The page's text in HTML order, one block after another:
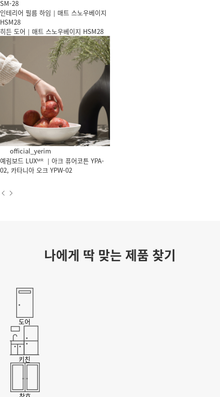
SM-28
인테리어 필름 하임｜매트 스노우베이지
HSM28
히든 도어｜매트 스노우베이지 HSM28
official_yerim
예림보드 LUXᴹᴿ ｜아크 퓨어코튼 YPA-
02, 카타니아 오크 YPW-02
나에게 딱 맞는 제품 찾기
도어
키친